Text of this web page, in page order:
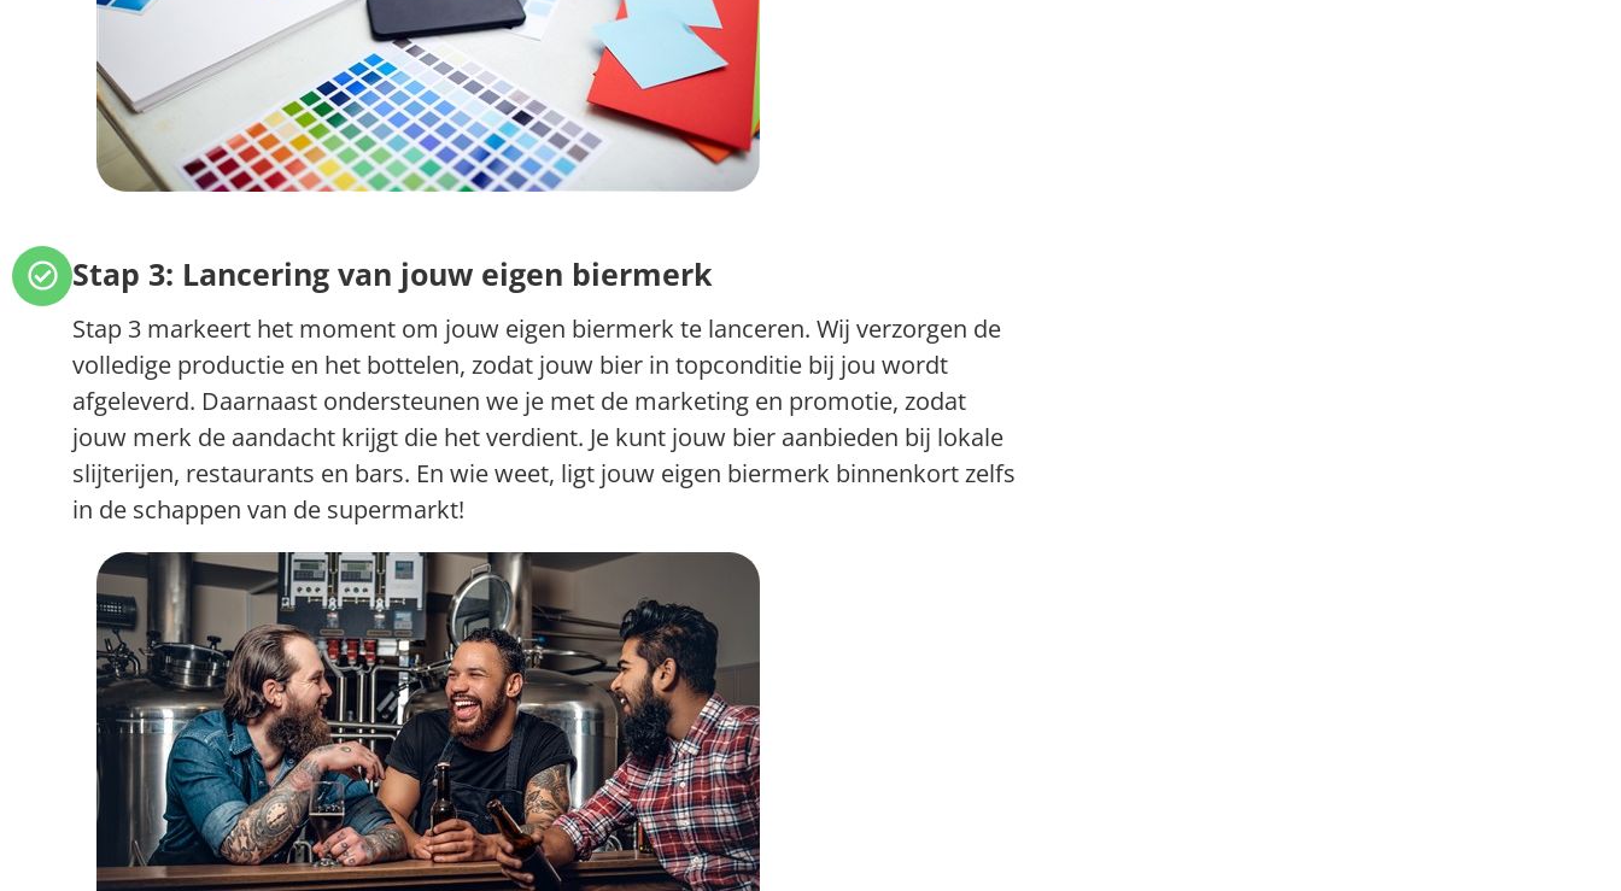
Stap 3: Lancering van jouw eigen biermerk
Stap 3 markeert het moment om jouw eigen biermerk te lanceren. Wij verzorgen de
volledige productie en het bottelen, zodat jouw bier in topconditie bij jou wordt
afgeleverd. Daarnaast ondersteunen we je met de marketing en promotie, zodat
jouw merk de aandacht krijgt die het verdient. Je kunt jouw bier aanbieden bij lokale
slijterijen, restaurants en bars. En wie weet, ligt jouw eigen biermerk binnenkort zelfs
in de schappen van de supermarkt!